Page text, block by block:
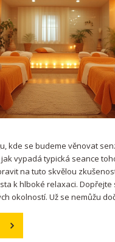
kde se budeme věnovat
vypadá typická seance
na tuto skvělou
k hlboké relaxaci. Dopřejte
okolností. Už se nemůžu